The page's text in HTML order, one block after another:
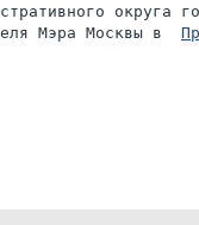
округа
Мэра Москвы в